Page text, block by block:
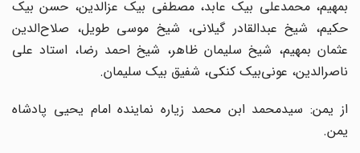
بمهیم، محمدعلی بیک عابد، مصطفی بیک عزالدین، حسن بیک
حکیم، شیخ عبدالقادر گیلانی، شیخ موسی طویل، صلاح‌الدین
عثمان بمهیم، شیخ سلیمان ظاهر، شیخ احمد رضا، استاد علی
ناصرالدین، عونی‌بیک کنکی، شفیق بیک سلیمان.
از یمن: سیدمحمد ابن محمد زیاره نماینده امام یحیی پادشاه
یمن.